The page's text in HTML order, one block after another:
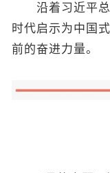
沿着习近平总
时代启示为中国
前的奋进力量。